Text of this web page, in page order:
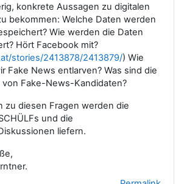
konkrete Aussagen zu digitalen
bekommen: Welche Daten werden
Wie werden die Daten
Hört Facebook mit?
stories/2413878/2413879/) Wie
Fake News entlarven? Was sind die
von Fake-News-Kandidaten?
zu diesen Fragen werden die
und die
liefern.